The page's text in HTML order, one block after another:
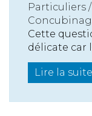
Particuliers /
Cette
délicate car
Lire la suite